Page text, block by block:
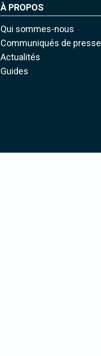
À PROPOS
Qui sommes-nous
Communiqués de presse
Actualités
Guides